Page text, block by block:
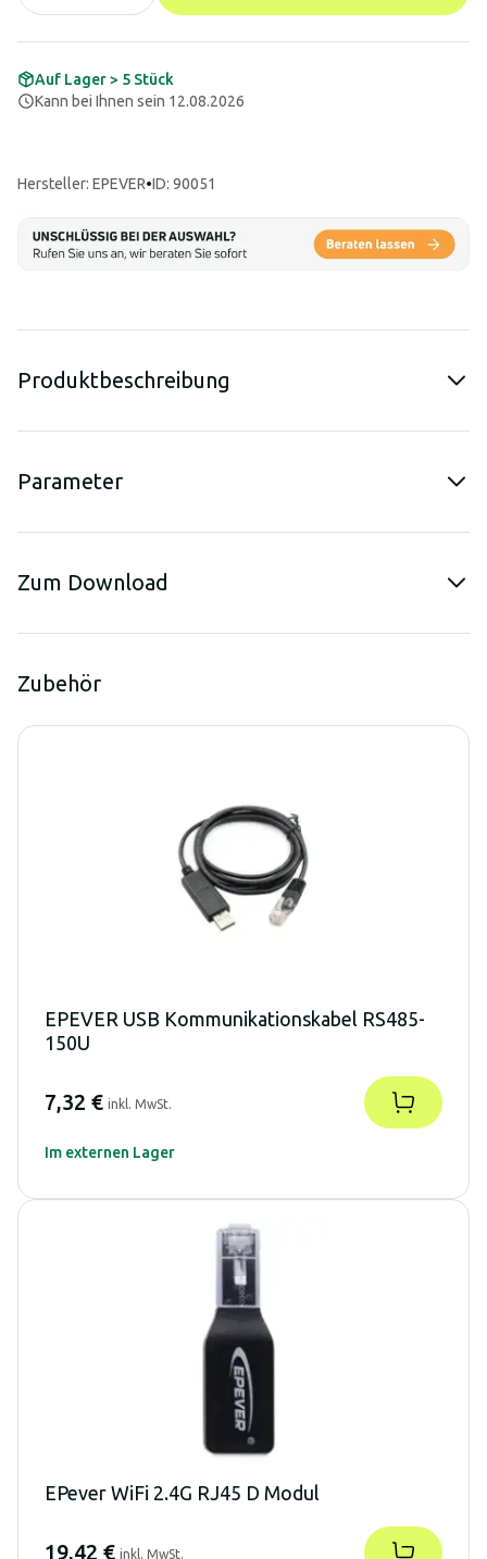
Auf Lager > 5 Stück
Kann bei Ihnen sein 12.08.2026
Hersteller: EPEVER•ID: 90051
Produktbeschreibung
Parameter
Zum Download
Zubehör
EPEVER USB Kommunikationskabel RS485-
150U
7,32 € inkl. MwSt.
Im externen Lager
EPever WiFi 2.4G RJ45 D Modul
19,42 € inkl. MwSt.